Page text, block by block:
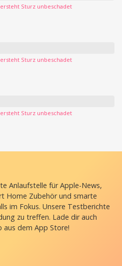
Sturz unbeschadet
Sturz unbeschadet
Sturz unbeschadet
Anlaufstelle für Apple-News,
Home Zubehör und smarte
im Fokus. Unsere Testberichte
zu treffen. Lade dir auch
aus dem App Store!